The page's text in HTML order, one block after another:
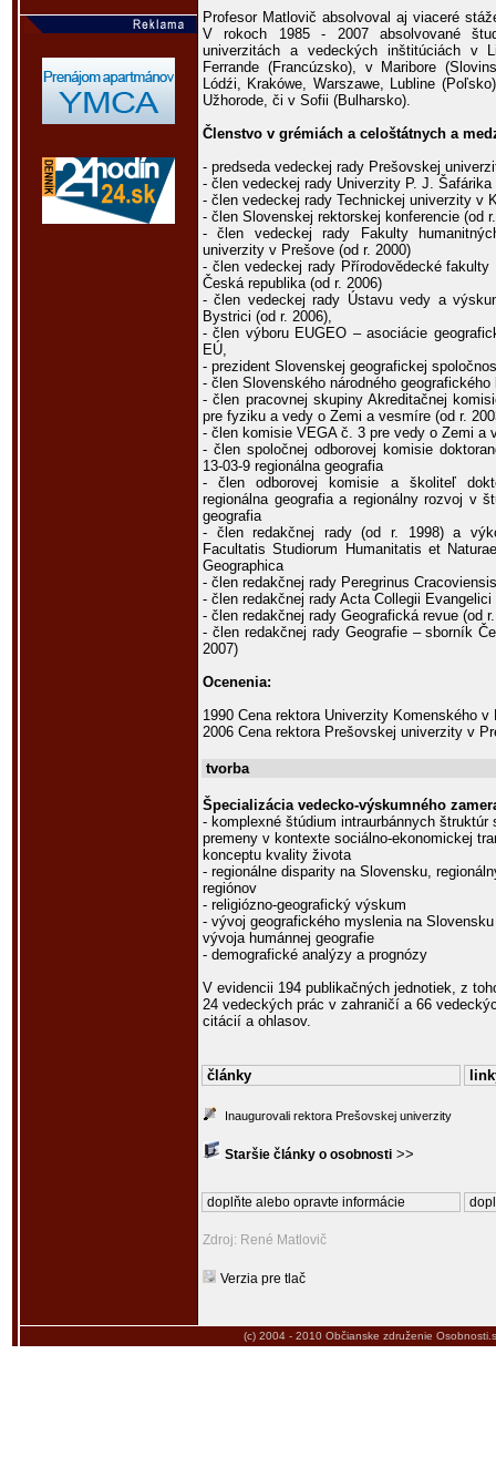
Profesor Matlovič absolvoval aj viaceré
V rokoch 1985 - 2007 absolvované
univerzitách a vedeckých inštitúciách v
Ferrande (Francúzsko), v Maribore
Lódźi, Krakówe, Warszawe, Lubline
Užhorode, či v Sofii (Bulharsko).
Členstvo v grémiách a celoštátnych a
- predseda vedeckej rady Prešovskej
- člen vedeckej rady Univerzity P. J.
- člen vedeckej rady Technickej univerzity v
- člen Slovenskej rektorskej konferencie (od
- člen vedeckej rady Fakulty
univerzity v Prešove (od r. 2000)
- člen vedeckej rady Přírodovědecké
Česká republika (od r. 2006)
- člen vedeckej rady Ústavu vedy a
Bystrici (od r. 2006),
- člen výboru EUGEO – asociácie
EÚ,
- prezident Slovenskej geografickej
- člen Slovenského národného geografického
- člen pracovnej skupiny Akreditačnej
pre fyziku a vedy o Zemi a vesmíre (od r.
- člen komisie VEGA č. 3 pre vedy o Zemi a
- člen spoločnej odborovej komisie
13-03-9 regionálna geografia
- člen odborovej komisie a školiteľ
regionálna geografia a regionálny rozvoj v
geografia
- člen redakčnej rady (od r. 1998) a
Facultatis Studiorum Humanitatis et
Geographica
- člen redakčnej rady Peregrinus
- člen redakčnej rady Acta Collegii
- člen redakčnej rady Geografická revue (od
- člen redakčnej rady Geografie – sborník
2007)
Ocenenia:
1990 Cena rektora Univerzity Komenského v
2006 Cena rektora Prešovskej univerzity v
tvorba
Špecializácia vedecko-výskumného
- komplexné štúdium intraurbánnych
premeny v kontexte sociálno-ekonomickej
konceptu kvality života
- regionálne disparity na Slovensku,
regiónov
- religiózno-geografický výskum
- vývoj geografického myslenia na
vývoja humánnej geografie
- demografické analýzy a prognózy
V evidencii 194 publikačných jednotiek, z
24 vedeckých prác v zahraničí a 66
citácií a ohlasov.
články
Inaugurovali rektora Prešovskej univerzity
Staršie články o osobnosti >>
doplňte alebo opravte informácie
Zdroj: René Matlovič
Verzia pre tlač
(c) 2004 - 2010 Občianske združenie